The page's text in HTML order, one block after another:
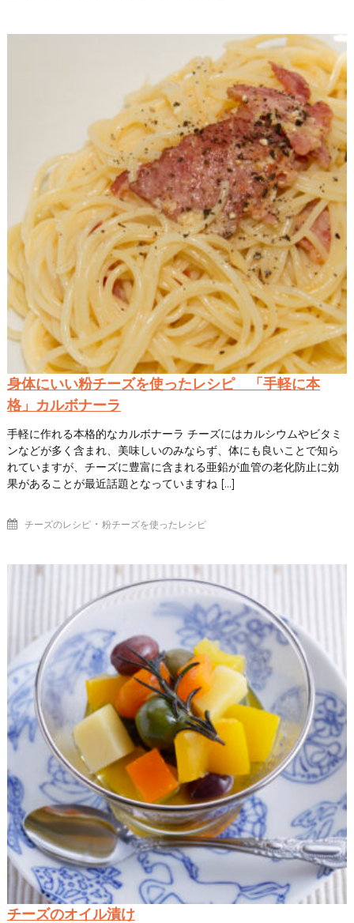
身体にいい粉チーズを使ったレシピ 「手軽に本
格」カルボナーラ
手軽に作れる本格的なカルボナーラ チーズにはカルシウムやビタミ
ンなどが多く含まれ、美味しいのみならず、体にも良いことで知ら
れていますが、チーズに豊富に含まれる亜鉛が血管の老化防止に効
果があることが最近話題となっていますね […]
チーズのレシピ・ 粉チーズを使ったレシピ
チーズのオイル漬け